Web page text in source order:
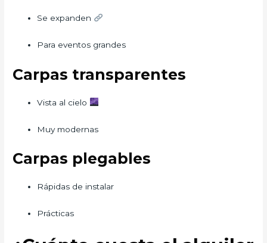
Se expanden
Para eventos grandes
Carpas transparentes
Vista al cielo
Muy modernas
Carpas plegables
Rápidas de instalar
Prácticas